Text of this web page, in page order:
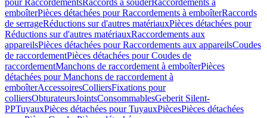
pour RaccordementsRaccords à souderRaccordements à
emboîterPièces détachées pour Raccordements à emboîterRaccords
de serrageRéductions sur d'autres matériauxPièces détachées pour
Réductions sur d'autres matériauxRaccordements aux
appareilsPièces détachées pour Raccordements aux appareilsCoudes
de raccordementPièces détachées pour Coudes de
raccordementManchons de raccordement à emboîterPièces
détachées pour Manchons de raccordement à
emboîterAccessoiresColliersFixations pour
colliersObturateursJointsConsommablesGeberit Silent-
PPTuyauxPièces détachées pour TuyauxPiècesPièces détachées